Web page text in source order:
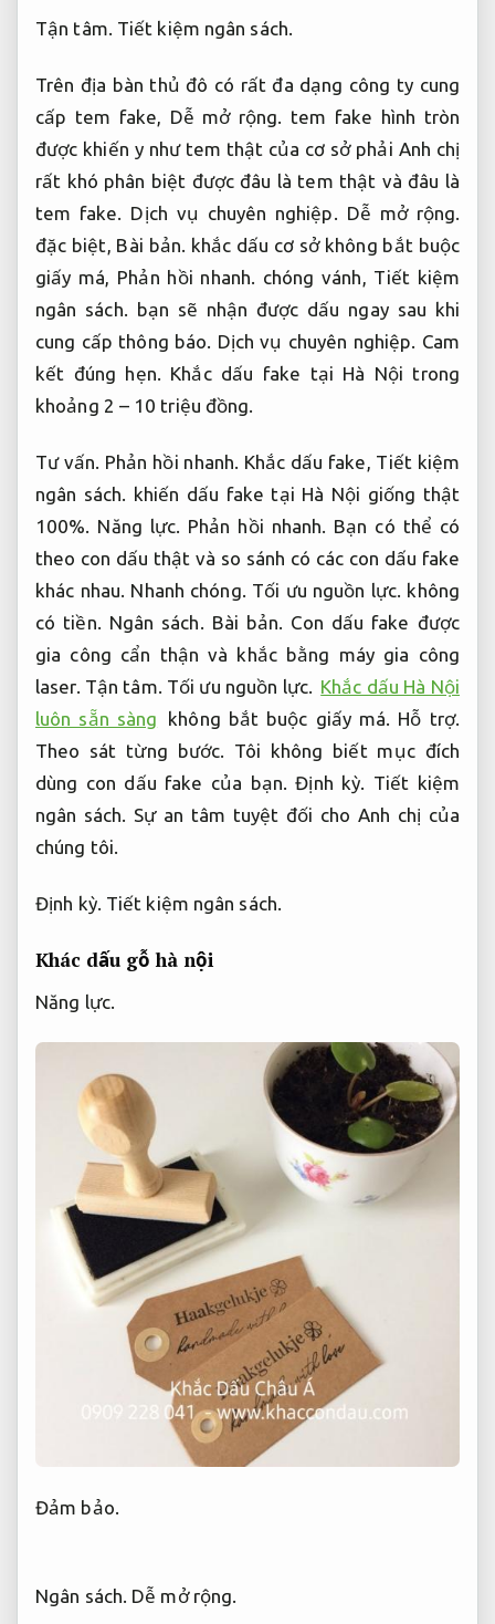
Tận tâm. Tiết kiệm ngân sách.
Trên địa bàn thủ đô có rất đa dạng công ty cung
cấp tem fake, Dễ mở rộng.
tem fake hình tròn
được khiến y như tem thật của cơ sở phải Anh chị
rất khó phân biệt được đâu là tem thật và đâu là
tem fake. Dịch vụ chuyên nghiệp.
Dễ mở rộng.
đặc biệt, Bài bản. khắc dấu cơ sở không bắt buộc
giấy má, Phản hồi nhanh. chóng vánh, Tiết kiệm
ngân sách.
bạn sẽ nhận được dấu ngay sau khi
cung cấp thông báo. Dịch vụ chuyên nghiệp.
Cam
kết đúng hẹn.
Khắc dấu fake tại Hà Nội trong
khoảng 2 – 10 triệu đồng.
Tư vấn. Phản hồi nhanh. Khắc dấu fake, Tiết kiệm
ngân sách. khiến dấu fake tại Hà Nội giống thật
100%. Năng lực. Phản hồi nhanh. Bạn có thể có
theo con dấu thật và so sánh có các con dấu fake
khác nhau. Nhanh chóng. Tối ưu nguồn lực. không
có tiền. Ngân sách. Bài bản. Con dấu fake được
gia công cẩn thận và khắc bằng máy gia công
laser. Tận tâm. Tối ưu nguồn lực. Khắc dấu Hà Nội
luôn sẵn sàng
không bắt buộc giấy má. Hỗ trợ.
Theo sát từng bước. Tôi không biết mục đích
dùng con dấu fake của bạn.Định kỳ. Tiết kiệm
ngân sách. Sự an tâm tuyệt đối cho Anh chị của
chúng tôi.
Định kỳ. Tiết kiệm ngân sách.
Khác dấu gỗ hà nội
Năng lực.
Đảm bảo.
Ngân sách. Dễ mở rộng.